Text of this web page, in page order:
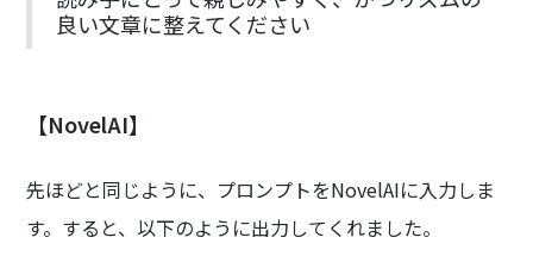
良い文章に整えてください
【NovelAI】
先ほどと同じように、プロンプトをNovelAIに入力しま
す。すると、以下のように出力してくれました。